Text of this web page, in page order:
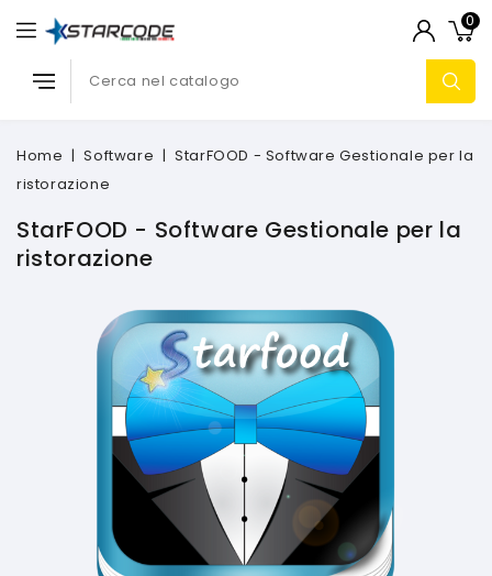
0
Home Software
StarFOOD - Software Gestionale per la
ristorazione
StarFOOD - Software Gestionale per la
ristorazione